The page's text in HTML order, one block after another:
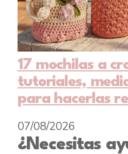
17 mochilas a
tutoriales,
para hacerlas
07/08/2026
¿Necesitas